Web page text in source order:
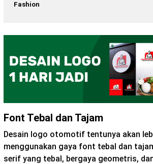
Fashion
Font Tebal dan Tajam
Desain logo otomotif tentunya akan
menggunakan gaya font tebal dan
serif yang tebal, bergaya geometris,